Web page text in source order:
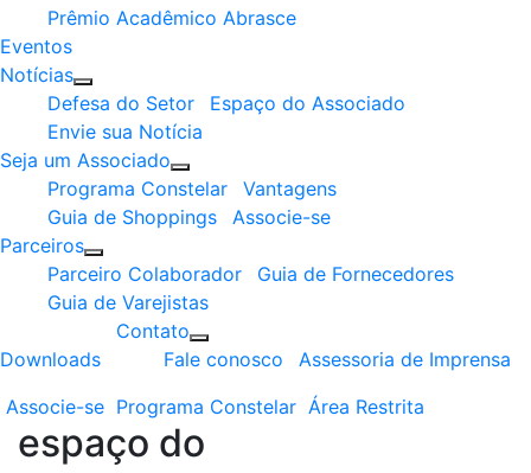
Prêmio Acadêmico Abrasce
Eventos
Notícias
Defesa do Setor
Espaço do Associado
Envie sua Notícia
Seja um Associado
Programa Constelar
Vantagens
Guia de Shoppings
Associe-se
Parceiros
Parceiro Colaborador
Guia de Fornecedores
Guia de Varejistas
Downloads
Contato
Fale conosco
Assessoria de Imprensa
Associe-se Programa Constelar Área Restrita
espaço do